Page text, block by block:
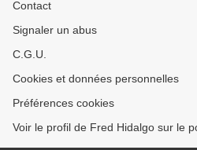
Contact
Signaler un abus
C.G.U.
Cookies et données personnelles
Préférences cookies
Voir le profil de Fred Hidalgo sur le